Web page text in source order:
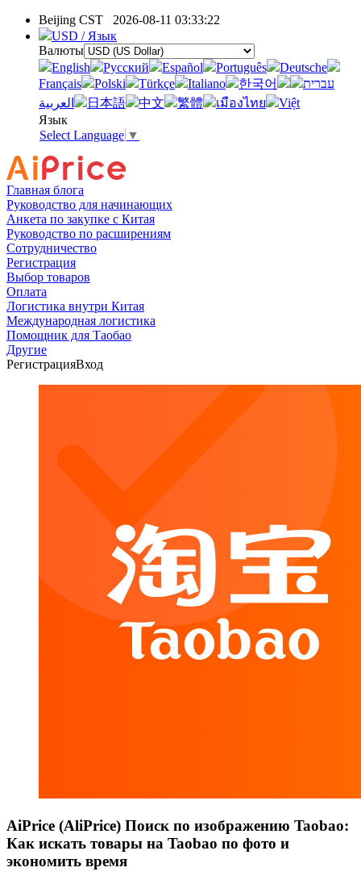
Beijing CST 2026-08-11 03:33:22
USD / Язык
Валюты
English
Pусский Español Português
Deutsche
Français
Polski Türkçe Italiano 한국어
עברית
العربية
日本語 中文 繁體 เมืองไทย
Việt
Язык
Select Language ▼
Главная блога
Руководство для начинающих
Анкета по закупке с Китая
Руководство по расширениям
Сотрудничество
Регистрация
Выбор товаров
Оплата
Логистика внутри Китая
Международная логистика
Помощник для Таобао
Другие
РегистрацияВход
AiPrice (AliPrice) Поиск по изображению Taobao:
Как искать товары на Taobao по фото и
экономить время